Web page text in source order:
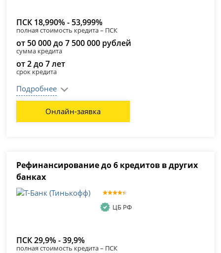
ПСК 18,990% - 53,999%
полная стоимость кредита – ПСК
от 50 000 до 7 500 000 рублей
сумма кредита
от 2 до 7 лет
срок кредита
Подробнее
Онлайн-заявка
Рефинансирование до 6 кредитов в других
банках
ЦБ РФ
ПСК 29,9% - 39,9%
полная стоимость кредита – ПСК